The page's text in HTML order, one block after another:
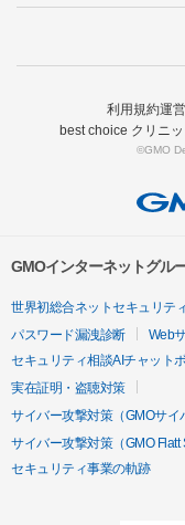
利用規約運
best choice クリニ
©GMO
GMOインターネットグル
世界初総合ネットセキュリテ
パスワード漏洩診断
Web
セキュリティ相談AIチャット
実在証明・盗聴対策
サイバー攻撃対策（GMOサイ
サイバー攻撃対策（GMO Flatt
セキュリティ事業の軌跡